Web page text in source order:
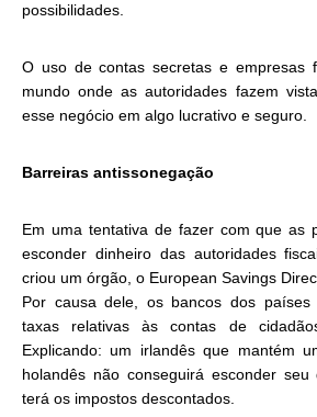
possibilidades.
O uso de contas secretas e empresas
mundo onde as autoridades fazem
esse negócio em algo lucrativo e seguro.
Barreiras antissonegação
Em uma tentativa de fazer com que as
esconder dinheiro das autoridades
criou um órgão, o European Savings
Por causa dele, os bancos dos
taxas relativas às contas de
Explicando: um irlandês que mantém
holandês não conseguirá esconder
terá os impostos descontados.